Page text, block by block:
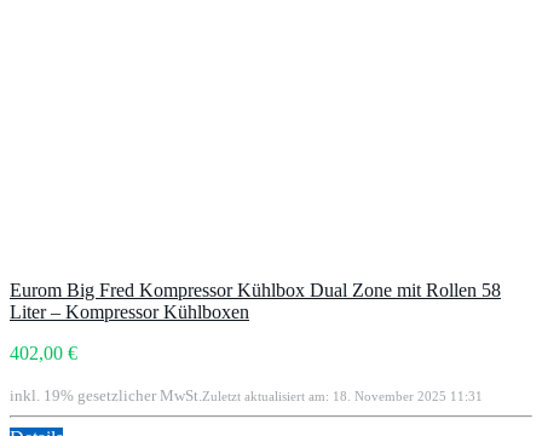
Eurom Big Fred Kompressor Kühlbox Dual Zone mit Rollen 58
Liter – Kompressor Kühlboxen
402,00 €
inkl. 19% gesetzlicher MwSt. Zuletzt aktualisiert am: 18. November 2025 11:31